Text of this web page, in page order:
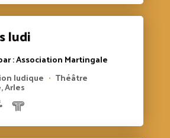
ludi
: Association Martingale
ludique • Théâtre
Arles